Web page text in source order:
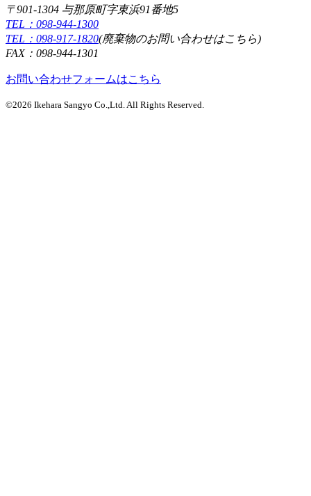
〒901-1304 与那原町字東浜91番地5
TEL：098-944-1300
TEL：098-917-1820(廃棄物のお問い合わせはこちら)
FAX：098-944-1301
お問い合わせフォームはこちら
©2026 Ikehara Sangyo Co.,Ltd. All Rights Reserved.